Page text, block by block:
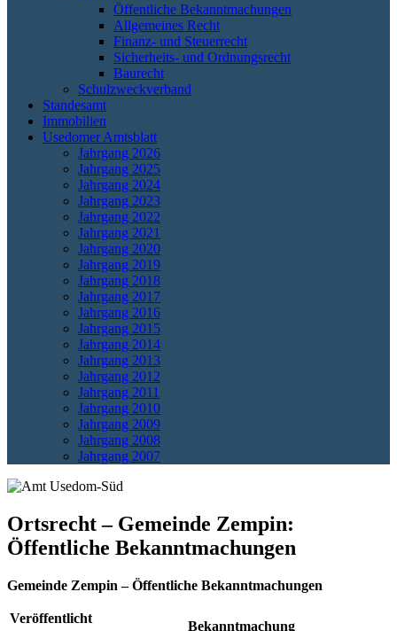
Öffentliche Bekanntmachungen
Allgemeines Recht
Finanz- und Steuerrecht
Sicherheits- und Ordnungsrecht
Baurecht
Schulzweckverband
Standesamt
Immobilien
Usedomer Amtsblatt
Jahrgang 2026
Jahrgang 2025
Jahrgang 2024
Jahrgang 2023
Jahrgang 2022
Jahrgang 2021
Jahrgang 2020
Jahrgang 2019
Jahrgang 2018
Jahrgang 2017
Jahrgang 2016
Jahrgang 2015
Jahrgang 2014
Jahrgang 2013
Jahrgang 2012
Jahrgang 2011
Jahrgang 2010
Jahrgang 2009
Jahrgang 2008
Jahrgang 2007
Ortsrecht – Gemeinde Zempin:
Öffentliche Bekanntmachungen
Gemeinde Zempin – Öffentliche Bekanntmachungen
Veröffentlicht
Bekanntmachung